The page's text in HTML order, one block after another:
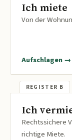
Ich miete
Von der
Aufschlagen →
Ich
Rechtssichere
richtige Miete.